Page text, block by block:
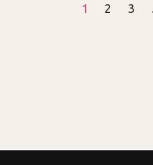
1 2 3